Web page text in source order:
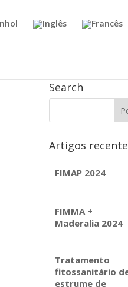
Search
Artigos
FIMAP 2024
FIMMA +
Maderalia 2024
Tratamento
fitossanitário
estrume de